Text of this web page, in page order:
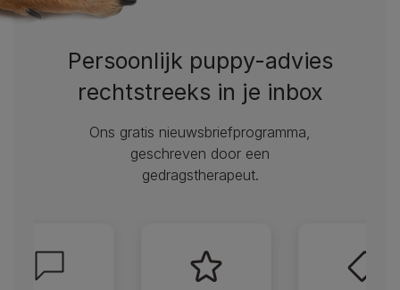
Persoonlijk puppy-advies
rechtstreeks in je inbox
Ons gratis nieuwsbriefprogramma,
geschreven door een
gedragstherapeut.